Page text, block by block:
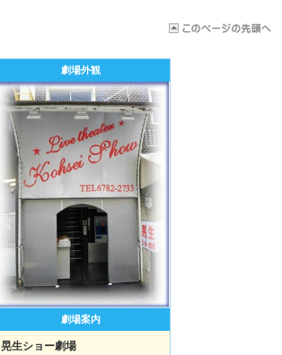
劇場外観
劇場案内
晃生ショー劇場